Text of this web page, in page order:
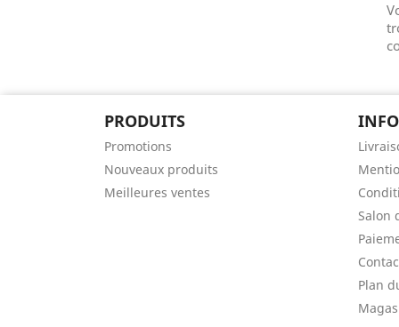
PRODUITS
Promotions
Nouveaux produits
Meilleures ventes
Salon
Plan